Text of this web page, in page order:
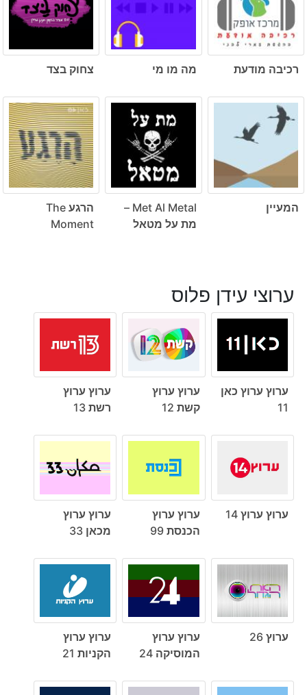
רכיבה מודעת מה מו מי צחוק בצד
המעיין
Met Al Metal –
מת על מטאל
הרגע The
Moment
ערוצי עידן פלוס
ערוץ ערוץ כאן
11
ערוץ ערוץ
קשת 12
ערוץ ערוץ
רשת 13
ערוץ ערוץ 14
ערוץ ערוץ
הכנסת 99
ערוץ ערוץ
מכאן 33
ערוץ 26
ערוץ ערוץ
המוסיקה 24
ערוץ ערוץ
הקניות 21